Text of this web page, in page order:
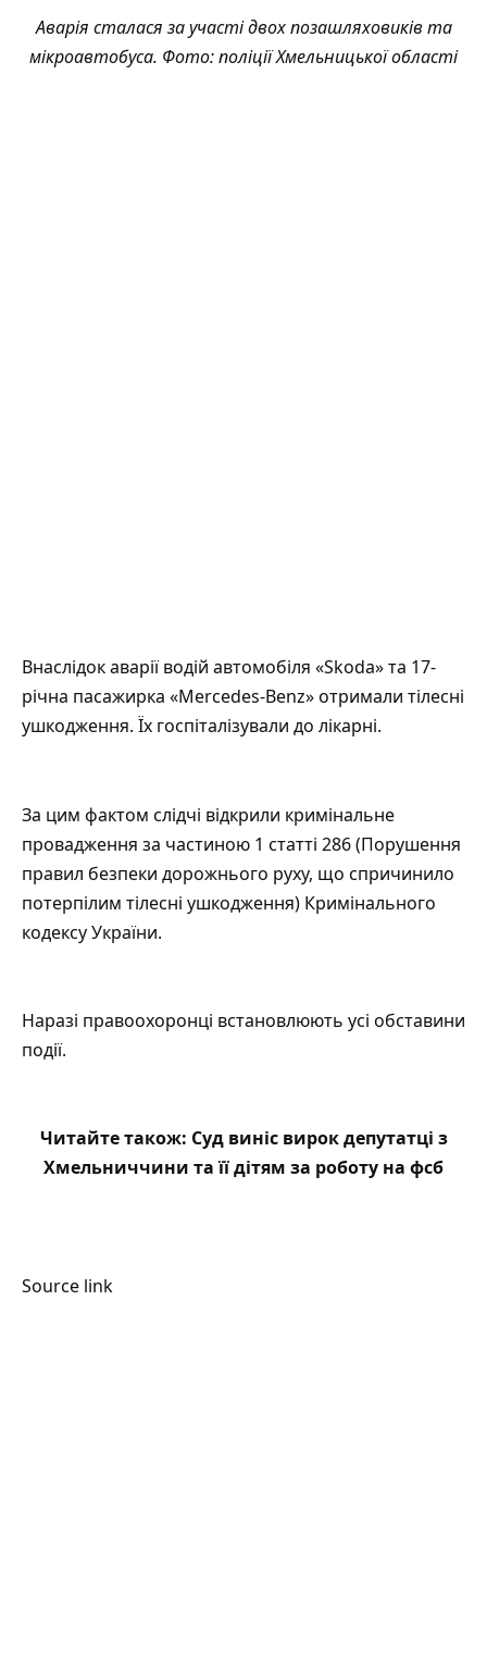
Аварія сталася за участі двох позашляховиків та
мікроавтобуса. Фото: поліції Хмельницької області
Внаслідок аварії водій автомобіля «Skoda» та 17-
річна пасажирка «Mercedes-Benz» отримали тілесні
ушкодження. Їх госпіталізували до лікарні.
За цим фактом слідчі відкрили кримінальне
провадження за частиною 1 статті 286 (Порушення
правил безпеки дорожнього руху, що спричинило
потерпілим тілесні ушкодження) Кримінального
кодексу України.
Наразі правоохоронці встановлюють усі обставини
події.
Читайте також: Суд виніс вирок депутатці з
Хмельниччини та її дітям за роботу на фсб
Source link